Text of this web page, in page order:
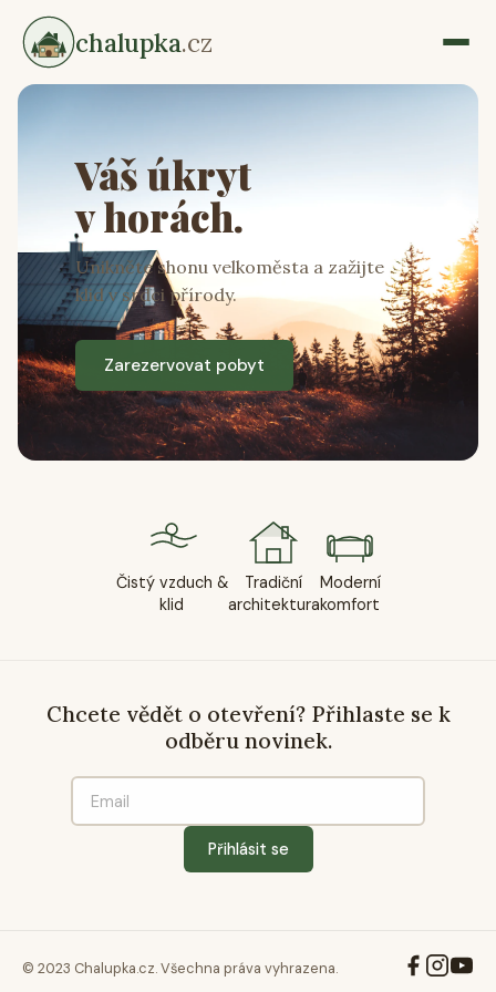
chalupka.cz
Váš úkryt
v horách.
Unikněte shonu velkoměsta a zažijte
klid v srdci přírody.
Zarezervovat pobyt
Čistý vzduch &
klid
Tradiční
architektura
Moderní
komfort
Chcete vědět o otevření? Přihlaste se k
odběru novinek.
Přihlásit se
© 2023 Chalupka.cz. Všechna práva vyhrazena.